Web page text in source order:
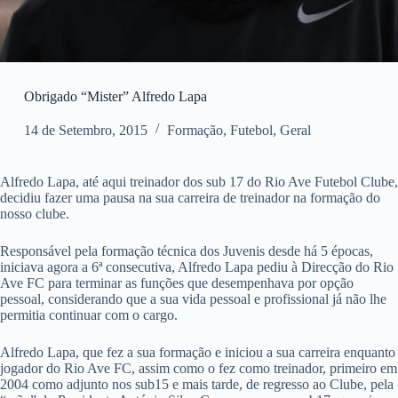
Obrigado “Mister” Alfredo Lapa
14 de Setembro, 2015 Formação, Futebol, Geral
Alfredo Lapa, até aqui treinador dos sub 17 do Rio Ave Futebol Clube,
decidiu fazer uma pausa na sua carreira de treinador na formação do
nosso clube.
Responsável pela formação técnica dos Juvenis desde há 5 épocas,
iniciava agora a 6ª consecutiva, Alfredo Lapa pediu à Direcção do Rio
Ave FC para terminar as funções que desempenhava por opção
pessoal, considerando que a sua vida pessoal e profissional já não lhe
permitia continuar com o cargo.
Alfredo Lapa, que fez a sua formação e iniciou a sua carreira enquanto
jogador do Rio Ave FC, assim como o fez como treinador, primeiro em
2004 como adjunto nos sub15 e mais tarde, de regresso ao Clube, pela